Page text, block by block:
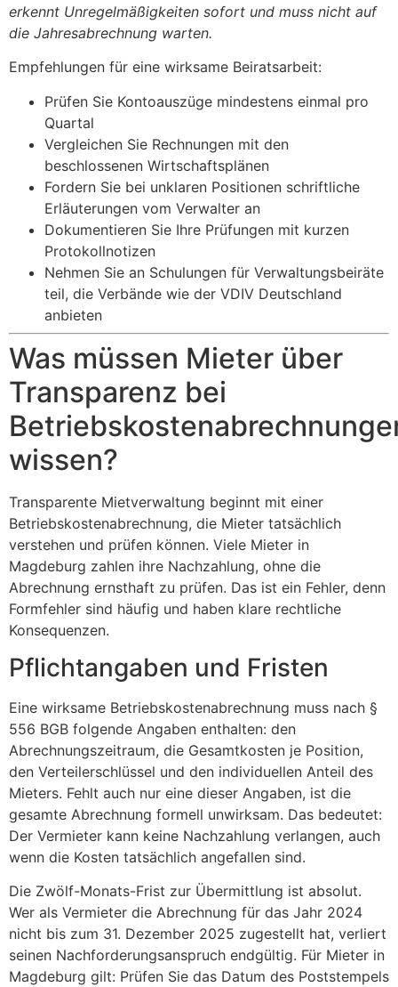
erkennt Unregelmäßigkeiten sofort und muss nicht auf
die Jahresabrechnung warten.
Empfehlungen für eine wirksame Beiratsarbeit:
Prüfen Sie Kontoauszüge mindestens einmal pro
Quartal
Vergleichen Sie Rechnungen mit den
beschlossenen Wirtschaftsplänen
Fordern Sie bei unklaren Positionen schriftliche
Erläuterungen vom Verwalter an
Dokumentieren Sie Ihre Prüfungen mit kurzen
Protokollnotizen
Nehmen Sie an Schulungen für Verwaltungsbeiräte
teil, die Verbände wie der VDIV Deutschland
anbieten
Was müssen Mieter über
Transparenz bei
wissen?
Transparente Mietverwaltung beginnt mit einer
Betriebskostenabrechnung, die Mieter tatsächlich
verstehen und prüfen können. Viele Mieter in
Magdeburg zahlen ihre Nachzahlung, ohne die
Abrechnung ernsthaft zu prüfen. Das ist ein Fehler, denn
Formfehler sind häufig und haben klare rechtliche
Konsequenzen.
Pflichtangaben und Fristen
Eine wirksame Betriebskostenabrechnung muss nach §
556 BGB folgende Angaben enthalten: den
Abrechnungszeitraum, die Gesamtkosten je Position,
den Verteilerschlüssel und den individuellen Anteil des
Mieters. Fehlt auch nur eine dieser Angaben, ist die
gesamte Abrechnung formell unwirksam. Das bedeutet:
Der Vermieter kann keine Nachzahlung verlangen, auch
wenn die Kosten tatsächlich angefallen sind.
Die Zwölf-Monats-Frist zur Übermittlung ist absolut.
Wer als Vermieter die Abrechnung für das Jahr 2024
nicht bis zum 31. Dezember 2025 zugestellt hat, verliert
seinen Nachforderungsanspruch endgültig. Für Mieter in
Magdeburg gilt: Prüfen Sie das Datum des Poststempels